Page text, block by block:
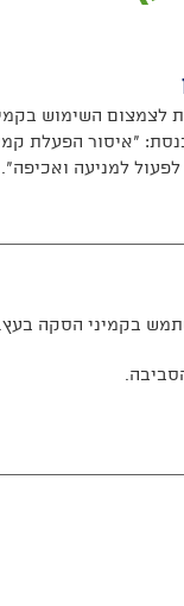
לצמצום השימוש
"איסור הפעלת
למניעה ואכיפה".
בקמיני הסקה בעץ.